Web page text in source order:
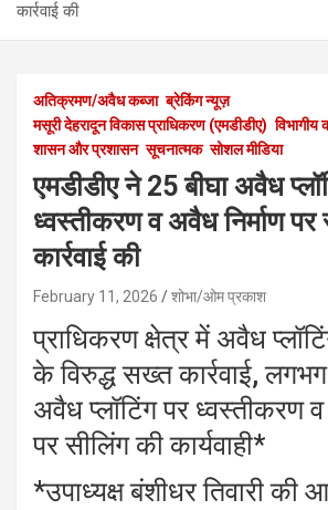
कार्रवाई की
अतिक्रमण/अवैध कब्जा ब्रेकिंग न्यूज़
मसूरी देहरादून विकास प्राधिकरण (एमडीडीए) विभागीय
शासन और प्रशासन सूचनात्मक सोशल मीडिया
एमडीडीए ने 25 बीघा अवैध
ध्वस्तीकरण व अवैध निर्माण पर
कार्रवाई की
February 11, 2026 शोभा/ओम प्रकाश
प्राधिकरण क्षेत्र में अवैध
के विरुद्ध सख्त कार्रवाई,
अवैध प्लॉटिंग पर ध्वस्तीकरण व
पर सीलिंग की कार्यवाही*
*उपाध्यक्ष बंशीधर तिवारी